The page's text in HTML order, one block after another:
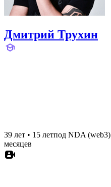
Дмитрий Трухин
39 лет • 15 летпод NDA (web3)
месяцев